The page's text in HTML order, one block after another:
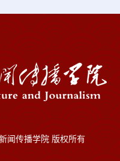
闻传播学院 版权所有